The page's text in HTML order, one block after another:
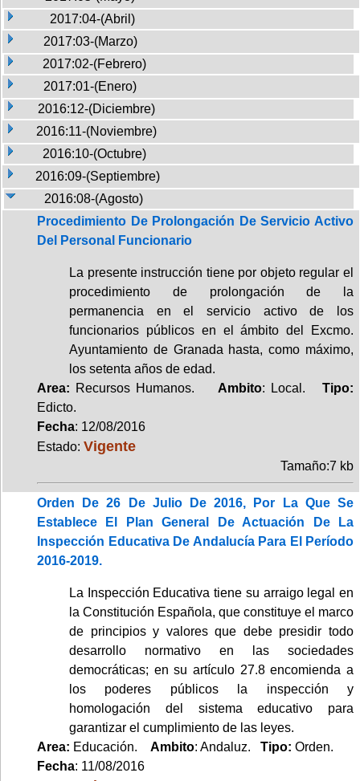
2017:04-(Abril)
2017:03-(Marzo)
2017:02-(Febrero)
2017:01-(Enero)
2016:12-(Diciembre)
2016:11-(Noviembre)
2016:10-(Octubre)
2016:09-(Septiembre)
2016:08-(Agosto)
Procedimiento De Prolongación De Servicio Activo
Del Personal Funcionario
La presente instrucción tiene por objeto regular el
procedimiento de prolongación de la
permanencia en el servicio activo de los
funcionarios públicos en el ámbito del Excmo.
Ayuntamiento de Granada hasta, como máximo,
los setenta años de edad.
Area: Recursos Humanos. Ambito: Local.Tipo:
Edicto.
Fecha: 12/08/2016
Estado: Vigente
Tamaño:7 kb
Orden De 26 De Julio De 2016, Por La Que Se
Establece El Plan General De Actuación De La
Inspección Educativa De Andalucía Para El Período
2016-2019.
La Inspección Educativa tiene su arraigo legal en
la Constitución Española, que constituye el marco
de principios y valores que debe presidir todo
desarrollo normativo en las sociedades
democráticas; en su artículo 27.8 encomienda a
los poderes públicos la inspección y
homologación del sistema educativo para
garantizar el cumplimiento de las leyes.
Area: Educación. Ambito: Andaluz. Tipo: Orden.
Fecha: 11/08/2016